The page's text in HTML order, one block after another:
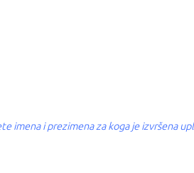
imena i prezimena za koga je izvršena